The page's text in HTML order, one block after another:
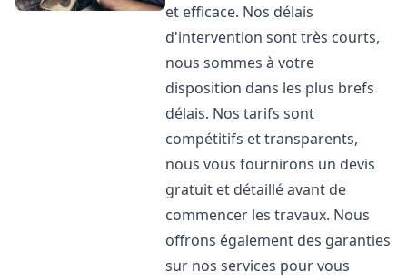
et efficace. Nos délais
d'intervention sont très courts,
nous sommes à votre
disposition dans les plus brefs
délais. Nos tarifs sont
compétitifs et transparents,
nous vous fournirons un devis
gratuit et détaillé avant de
commencer les travaux. Nous
offrons également des garanties
sur nos services pour vous